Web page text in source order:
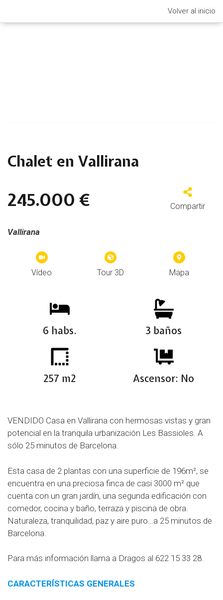
Volver al inicio
Chalet en Vallirana
245.000 € Compartir
Vallirana
Vídeo Tour 3D Mapa
6 habs. 3 baños
257 m2 Ascensor: No
VENDIDO Casa en Vallirana con hermosas vistas y gran
potencial en la tranquila urbanización Les Bassioles. A
sólo 25 minutos de Barcelona.
Esta casa de 2 plantas con una superficie de 196m², se
encuentra en una preciosa finca de casi 3000 m² que
cuenta con un gran jardín, una segunda edificación con
comedor, cocina y baño, terraza y piscina de obra.
Naturaleza, tranquilidad, paz y aire puro…a 25 minutos de
Barcelona.
Para más información llama a Dragos al 622 15 33 28.
CARACTERÍSTICAS GENERALES